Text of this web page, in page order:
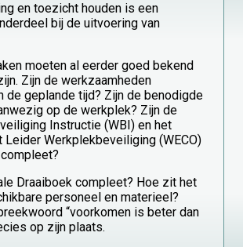
en toezicht houden is een
bij de uitvoering van
moeten al eerder goed bekend
Zijn de werkzaamheden
de geplande tijd? Zijn de benodigde
op de werkplek? Zijn de
Instructie (WBI) en het
Leider Werkplekbeveiliging (WECO)
Draaiboek compleet? Hoe zit het
personeel en materieel?
“voorkomen is beter dan
op zijn plaats.